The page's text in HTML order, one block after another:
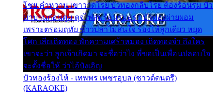
โชย คำหวาน เขาวาดโรย บัวทองกลีบโรย ต้องร้อนรุม บัว
มาบานก่อนตูม ดุจไฟสุมร้อนรุมอุรา บัวทองผ่ายผอม
เพราะตรอมฤทัย ข้าวปลาไม่สนใจ ร้องไห้ลูกเดียว หยุด
โศก เสียเถิดทอง พักความเศร้าหมอง เถิดทองจ๋า ถึงใคร
เขาจะว่า ลูกเจ้าเกิดมา จะชื่อว่าไง พี่ขอเป็นเพื่อนปลอบใจ
จะตั้งชื่อให้ ว่าไอ้บังเอิญ
บัวทองร้องไห้ - เทพพร เพชรอุบล (ซาวด์ดนตรี)
(KARAOKE)